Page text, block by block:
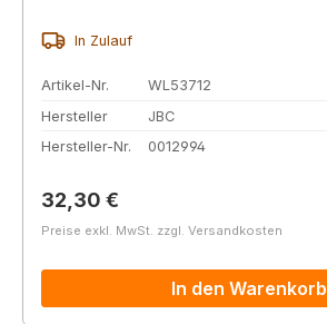
In Zulauf
Artikel-Nr.
WL53712
Hersteller
JBC
Hersteller-Nr.
0012994
Regulärer Preis:
32,30 €
Preise exkl. MwSt. zzgl. Versandkosten
In den Warenkorb